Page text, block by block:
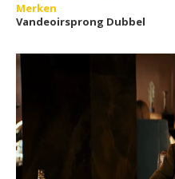
Merken
Vandeoirsprong Dubbel